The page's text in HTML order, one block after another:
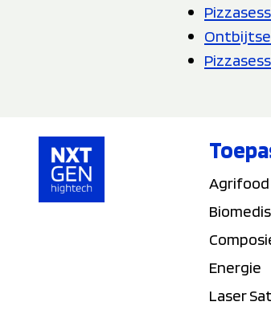
Agrifood
Energie
Laser